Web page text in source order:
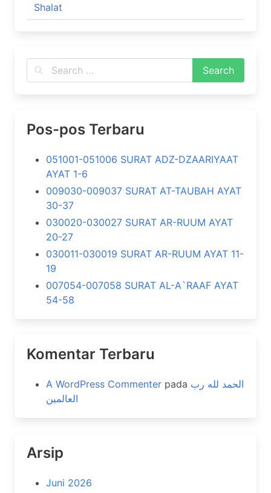
Shalat
Pos-pos Terbaru
051001-051006 SURAT ADZ-DZAARIYAAT
AYAT 1-6
009030-009037 SURAT AT-TAUBAH AYAT
30-37
030020-030027 SURAT AR-RUUM AYAT
20-27
030011-030019 SURAT AR-RUUM AYAT 11-
19
007054-007058 SURAT AL-A`RAAF AYAT
54-58
Komentar Terbaru
A WordPress Commenter pada الحمد لله رب
العالمين
Arsip
Juni 2026